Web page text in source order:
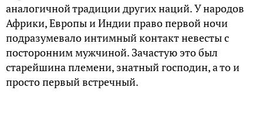
аналогичной традиции других наций. У народов
Африки, Европы и Индии право первой ночи
подразумевало интимный контакт невесты с
посторонним мужчиной. Зачастую это был
старейшина племени, знатный господин, а то и
просто первый встречный.